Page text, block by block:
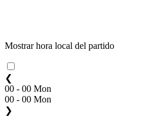
Mostrar hora local del partido
❮
00 - 00 Mon
00 - 00 Mon
❯